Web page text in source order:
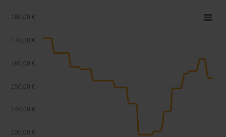
130,00 €
140,00 €
150,00 €
160,00 €
170,00 €
180,00 €